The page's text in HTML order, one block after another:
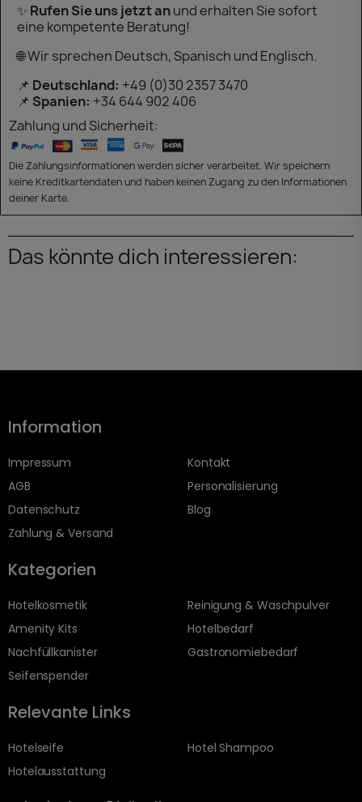
✨ Rufen Sie uns jetzt anund erhalten Sie sofort
eine kompetente Beratung!
🌐 Wir sprechen Deutsch, Spanisch und Englisch.
📌 Deutschland: +49 (0)30 2357 3470
📌 Spanien: +34 644 902 406
Zahlung und Sicherheit:
Die Zahlungsinformationen werden sicher verarbeitet. Wir speichern
keine Kreditkartendaten und haben keinen Zugang zu den Informationen
deiner Karte.
Das könnte dich interessieren:
Information
Impressum
AGB
Datenschutz
Zahlung & Versand
Kontakt
Personalisierung
Blog
Kategorien
Hotelkosmetik
Amenity Kits
Nachfüllkanister
Seifenspender
Reinigung & Waschpulver
Hotelbedarf
Gastronomiebedarf
Relevante Links
Hotelseife
Hotelausstattung
Hotel Shampoo